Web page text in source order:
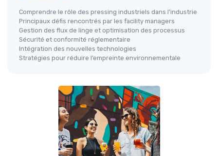
Comprendre le rôle des pressing industriels dans l’industrie
Principaux défis rencontrés par les facility managers
Gestion des flux de linge et optimisation des processus
Sécurité et conformité réglementaire
Intégration des nouvelles technologies
Stratégies pour réduire l’empreinte environnementale